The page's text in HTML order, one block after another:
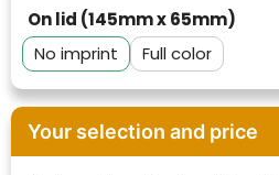
On lid (145mm x 65mm)
No imprint
Full color
Your selection and price